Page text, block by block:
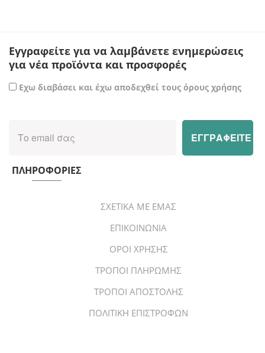
Εγγραφείτε για να λαμβάνετε ενημερώσεις
για νέα προϊόντα και προσφορές
Εχω διαβάσει και έχω αποδεχθεί τους όρους χρήσης
ΠΛΗΡΟΦΟΡΙΕΣ
ΣΧΕΤΙΚΑ ΜΕ ΕΜΑΣ
ΕΠΙΚΟΙΝΩΝΙΑ
ΟΡΟΙ ΧΡΗΣΗΣ
ΤΡΟΠΟΙ ΠΛΗΡΩΜΗΣ
ΤΡΟΠΟΙ ΑΠΟΣΤΟΛΗΣ
ΠΟΛΙΤΙΚΗ ΕΠΙΣΤΡΟΦΩΝ